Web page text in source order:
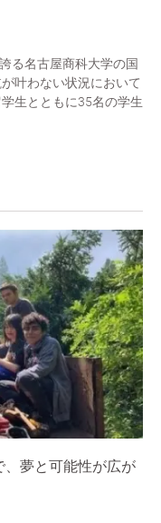
る名古屋商科大学の国
叶わない状況において
生とともに35名の学生
、夢と可能性が広が